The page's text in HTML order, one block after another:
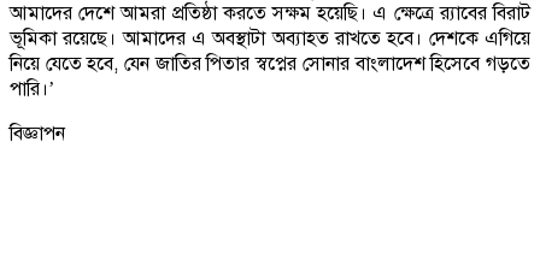
আমাদের দেশে আমরা প্রতিষ্ঠা করতে সক্ষম হয়েছি। এ ক্ষেত্রে র‌্যাবের বিরাট
ভূমিকা রয়েছে। আমাদের এ অবস্থাটা অব্যাহত রাখতে হবে। দেশকে এগিয়ে
নিয়ে যেতে হবে, যেন জাতির পিতার স্বপ্নের সোনার বাংলাদেশ হিসেবে গড়তে
পারি।’
বিজ্ঞাপন